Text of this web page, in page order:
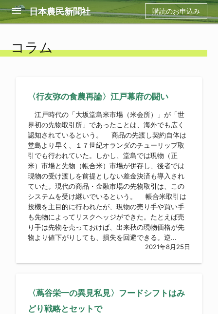
menu 日本農民新聞社 購読のお申込み
コラム
〈行友弥の食農再論〉江戸幕府の闘い
江戸時代の「大坂堂島米市場（米会所）」が「世
界初の先物取引所」であったことは、海外でも広く
認知されているという。 商品の先渡し契約自体は
堂島より早く、１７世紀オランダのチューリップ取
引でも行われていた。しかし、堂島では現物（正
米）市場と先物（帳合米）市場が併存し、後者では
現物の受け渡しを前提としない差金決済も導入され
ていた。現代の商品・金融市場の先物取引は、この
システムを受け継いでいるという。 帳合米取引は
投機を主目的に行われたが、現物の売り手や買い手
も先物によってリスクヘッジができた。たとえば売
り手は先物を売っておけば、出来秋の現物価格が先
物より値下がりしても、損失を回避できる。逆...
2021年8月25日
〈蔦谷栄一の異見私見〉フードシフトはみ
どり戦略とセットで